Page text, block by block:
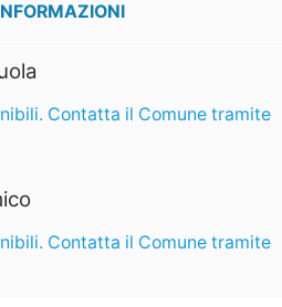
Contatta il Comune tramite
Contatta il Comune tramite